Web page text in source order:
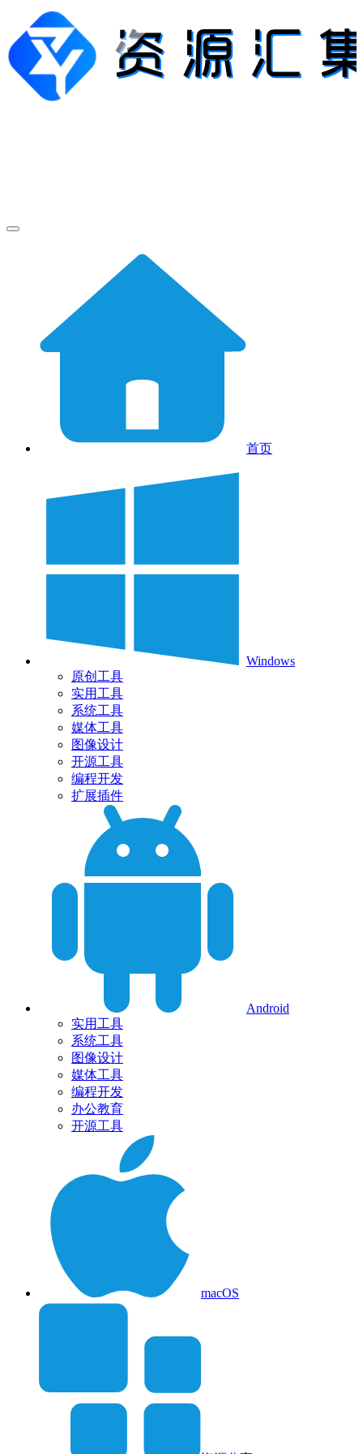
首页
Windows
原创工具
实用工具
系统工具
媒体工具
图像设计
开源工具
编程开发
扩展插件
Android
实用工具
系统工具
图像设计
媒体工具
编程开发
办公教育
开源工具
macOS